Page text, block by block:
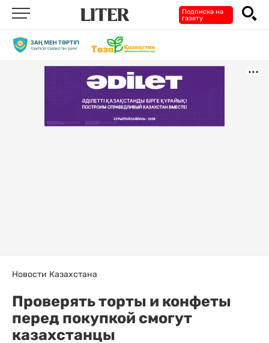
Подписка на
газету
Новости Казахстана
Проверять торты и конфеты
перед покупкой смогут
казахстанцы